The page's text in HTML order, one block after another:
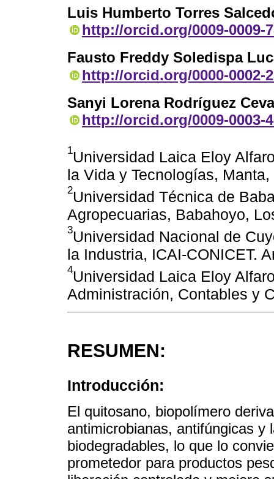
Luis Humberto Torres
http://orcid.org/0009-0009-
Fausto Freddy Soledispa
http://orcid.org/0000-0002-
Sanyi Lorena Rodríguez
http://orcid.org/0009-0003-
1Universidad Laica Eloy
la Vida y Tecnologías, Manta,
2Universidad Técnica de
Agropecuarias, Babahoyo,
3Universidad Nacional de
la Industria, ICAI-CONICET.
4Universidad Laica Eloy
Administración, Contables y
RESUMEN:
Introducción:
El quitosano, biopolímero
antimicrobianas, antifúngicas y
biodegradables, lo que lo
prometedor para productos